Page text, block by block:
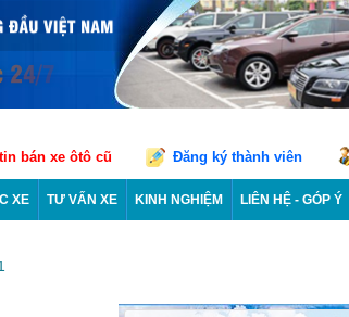
bán xe ôtô cũ Đăng ký thành viên
XE TƯ VẤN XE KINH NGHIỆM LIÊN HỆ - GÓP Ý